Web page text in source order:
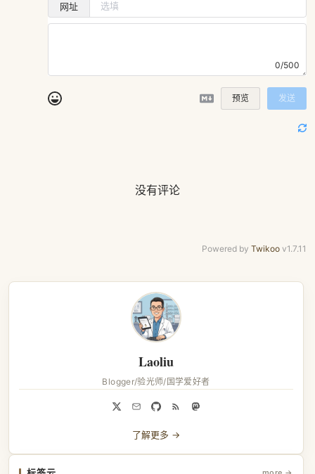
网址
0/500
预览 发送
没有评论
Powered by Twikoo v1.7.11
Laoliu
Blogger/验光师/国学爱好者
了解更多 →